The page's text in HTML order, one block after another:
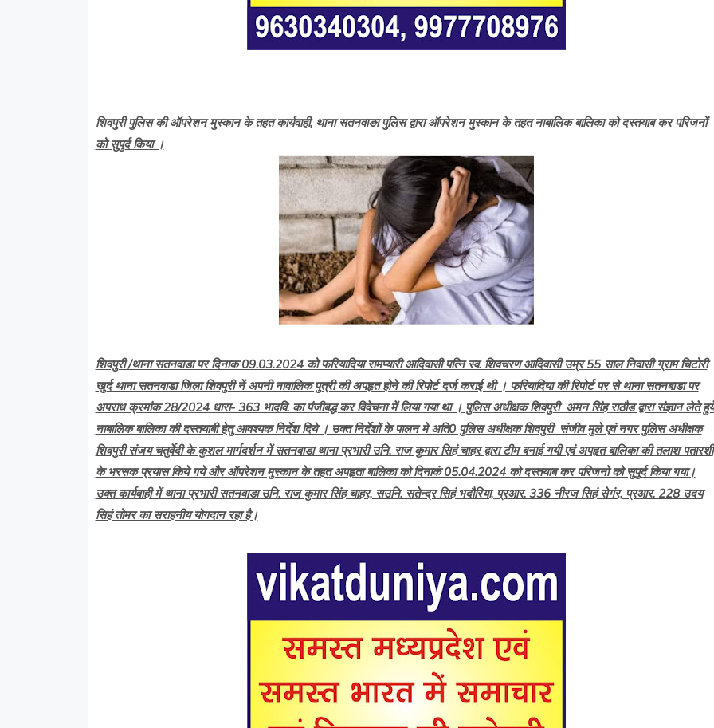
शिवपुरी पुलिस की ऑपरेशन मुस्कान के तहत कार्यवाही, थाना सतनवाङा पुलिस द्वारा ऑपरेशन मुस्कान के तहत नाबालिक बालिका को दस्तयाब कर परिजनों
को सुपुर्द किया ।
शिवपुरी /थाना सतनवाडा पर दिनाक 09.03.2024 को फरियादिया रामप्यारी आदिवासी पत्नि स्व. शिवचरण आदिवासी उम्र 55 साल निवासी ग्राम चिटोरी
खुर्द थाना सतनवाडा जिला शिवपुरी नें अपनी नावालिक पुत्री की अपहृत होने की रिपोर्ट दर्ज कराई थी । फरियादिया की रिपोर्ट पर से थाना सतनबाडा पर
अपराध क्रमांक 28/2024 धारा- 363 भादवि. का पंजीबद्ध कर विवेचना में लिया गया था । पुलिस अधीक्षक शिवपुरी अमन सिंह राठौड द्वारा संज्ञान लेते हुये
नाबालिक बालिका की दस्तयाबी हेतु आवश्यक निर्देश दिये । उक्त निर्देशों के पालन मे अति0 पुलिस अधीक्षक शिवपुरी संजीव मुले एवं नगर पुलिस अधीक्षक
शिवपुरी संजय चतुर्वेदी के कुशल मार्गदर्शन में सतनवाडा थाना प्रभारी उनि. राज कुमार सिहं चाहर द्वारा टीम बनाई गयी एवं अपहृत बालिका की तलाश पतारशी
के भरसक प्रयास किये गये और ऑपरेशन मुस्कान के तहत अपहृता बालिका को दिनाकं 05.04.2024 को दस्तयाब कर परिजनो को सुपुर्द किया गया।
उक्त कार्यवाही में थाना प्रभारी सतनवाडा उनि. राज कुमार सिंह चाहर, सउनि. सतेन्द्र सिहं भदौरिया, प्रआर. 336 नीरज सिहं सेगंर, प्रआर. 228 उदय
सिहं तोमर का सराहनीय योगदान रहा है।